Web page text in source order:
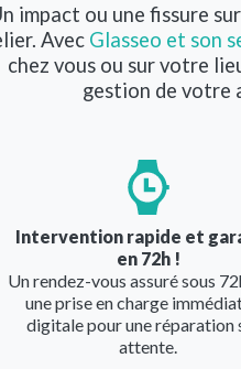
impact ou une fissure
Avec Glasseo et son
chez vous ou sur votre
gestion de votre
Intervention rapide et
en 72h !
Un rendez-vous assuré sous
une prise en charge
digitale pour une réparation
attente.